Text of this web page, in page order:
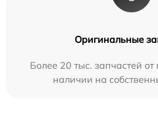
Оригинальные
Более 20 тыс. запчастей от
наличии на